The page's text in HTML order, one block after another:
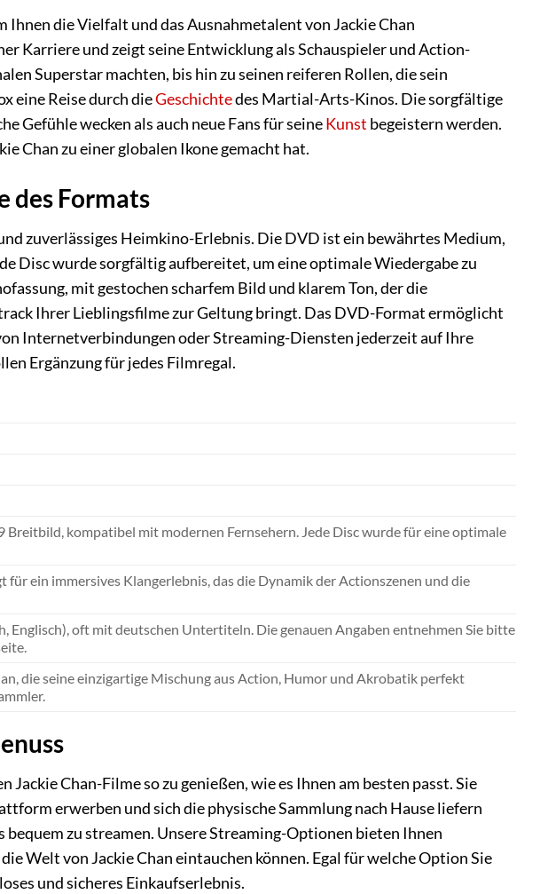
Ihnen die Vielfalt und das Ausnahmetalent von Jackie Chan
Karriere und zeigt seine Entwicklung als Schauspieler und Action-
Superstar machten, bis hin zu seinen reiferen Rollen, die sein
eine Reise durch dieGeschichtedes Martial-Arts-Kinos. Die sorgfältige
Gefühle wecken als auch neue Fans für seineKunst begeistern werden.
Chan zu einer globalen Ikone gemacht hat.
des Formats
zuverlässiges Heimkino-Erlebnis. Die DVD ist ein bewährtes Medium,
Disc wurde sorgfältig aufbereitet, um eine optimale Wiedergabe zu
mit gestochen scharfem Bild und klarem Ton, der die
Ihrer Lieblingsfilme zur Geltung bringt. Das DVD-Format ermöglicht
Internetverbindungen oder Streaming-Diensten jederzeit auf Ihre
Ergänzung für jedes Filmregal.
kompatibel mit modernen Fernsehern. Jede Disc wurde für eine optimale
für ein immersives Klangerlebnis, das die Dynamik der Actionszenen und die
Englisch), oft mit deutschen Untertiteln. Die genauen Angaben entnehmen Sie bitte
die seine einzigartige Mischung aus Action, Humor und Akrobatik perfekt
Chan-Filme so zu genießen, wie es Ihnen am besten passt. Sie
erwerben und sich die physische Sammlung nach Hause liefern
zu streamen. Unsere Streaming-Optionen bieten Ihnen
Welt von Jackie Chan eintauchen können. Egal für welche Option Sie
und sicheres Einkaufserlebnis.